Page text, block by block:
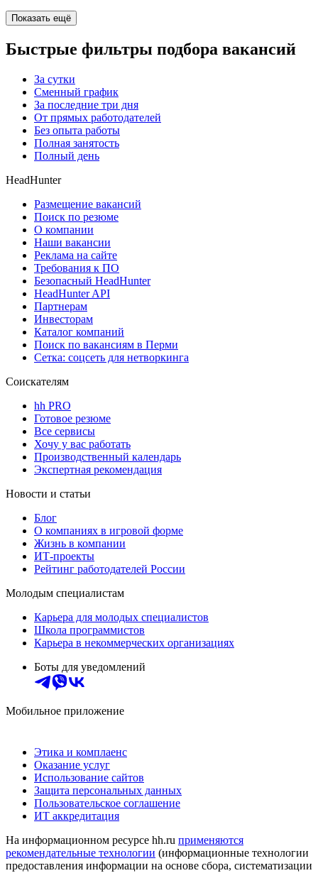
Показать ещё
Быстрые фильтры подбора вакансий
За сутки
Сменный график
За последние три дня
От прямых работодателей
Без опыта работы
Полная занятость
Полный день
HeadHunter
Размещение вакансий
Поиск по резюме
О компании
Наши вакансии
Реклама на сайте
Требования к ПО
Безопасный HeadHunter
HeadHunter API
Партнерам
Инвесторам
Каталог компаний
Поиск по вакансиям в Перми
Сетка: соцсеть для нетворкинга
Соискателям
hh PRO
Готовое резюме
Все сервисы
Хочу у вас работать
Производственный календарь
Экспертная рекомендация
Новости и статьи
Блог
О компаниях в игровой форме
Жизнь в компании
ИТ-проекты
Рейтинг работодателей России
Молодым специалистам
Карьера для молодых специалистов
Школа программистов
Карьера в некоммерческих организациях
Боты для уведомлений
Мобильное приложение
Этика и комплаенс
Оказание услуг
Использование сайтов
Защита персональных данных
Пользовательское соглашение
ИТ аккредитация
На информационном ресурсе hh.ru применяются
рекомендательные технологии (информационные технологии
предоставления информации на основе сбора, систематизации